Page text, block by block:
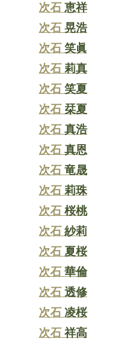
次石 恵祥
次石 晃浩
次石 笑眞
次石 莉真
次石 笑夏
次石 栞夏
次石 真浩
次石 真恩
次石 竜晟
次石 莉珠
次石 桜桃
次石 紗莉
次石 夏桜
次石 華倫
次石 透修
次石 凌桜
次石祥高